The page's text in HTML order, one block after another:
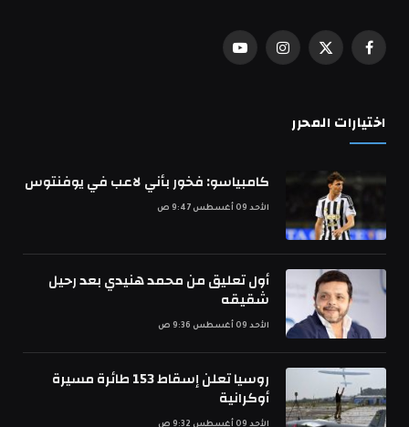
فيسبوكX
الانستغراميوتيوب
اختيارات المحرر
كامبياسو: فخور بأني لاعب في يوفنتوس
الأحد 09 أغسطس 9:47 ص
أول تعليق من محمد هنيدي بعد رحيل
شقيقه
الأحد 09 أغسطس 9:36 ص
روسيا تعلن إسقاط 153 طائرة مسيرة
أوكرانية